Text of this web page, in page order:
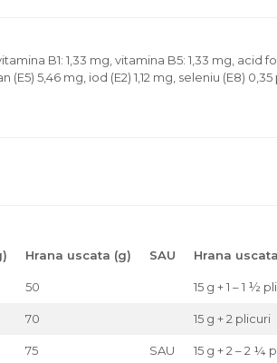
B1: 1,33 mg, vitamina B5: 1,33 mg, acid
5,46 mg, iod (E2) 1,12 mg, seleniu (E8) 0,35
Hrana uscata (g) SAU Hrana
50 15 g + 1 – 1 ½
70 15 g + 2 plicuri
75 SAU 15 g + 2 – 2 ¼